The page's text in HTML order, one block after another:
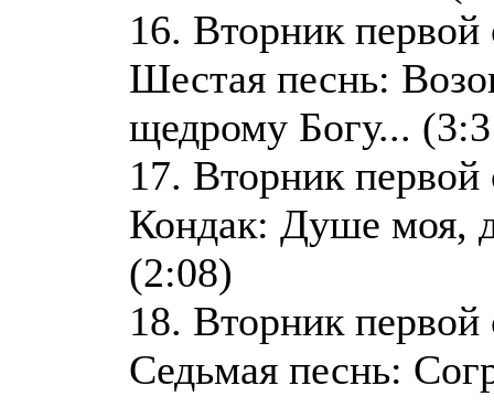
16. Вторник
Шестая песнь:
щедрому Богу...
17. Вторник
Кондак: Душе моя,
(2:08)
18. Вторник
Седьмая песнь: